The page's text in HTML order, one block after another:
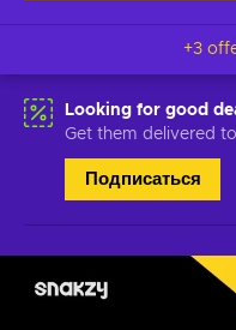
+3
Looking for good
Get them delivered
Подписаться